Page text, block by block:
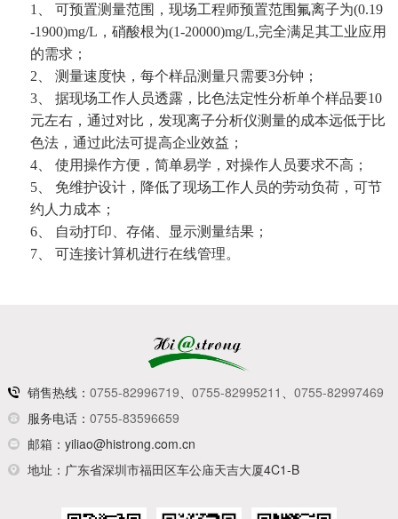
1、 可预置测量范围，现场工程师预置范围氟离子为(0.19
-1900)mg/L ，硝酸根为(1-20000)mg/L,完全满足其工业应用
的需求；
2、 测量速度快，每个样品测量只需要3分钟；
3、 据现场工作人员透露，比色法定性分析单个样品要10
元左右，通过对比，发现离子分析仪测量的成本远低于比
色法，通过此法可提高企业效益；
4、 使用操作方便，简单易学，对操作人员要求不高；
5、 免维护设计，降低了现场工作人员的劳动负荷，可节
约人力成本；
6、
自动打印、存储、显示测量结果；
7、 可连接计算机进行在线管理。
销售热线： 0755-82996719、 0755-82995211 、 0755-82997469
服务电话： 0755-83596659
邮箱： yiliao@histrong.com.cn
地址： 广东省深圳市福田区车公庙天吉大厦4C1-B